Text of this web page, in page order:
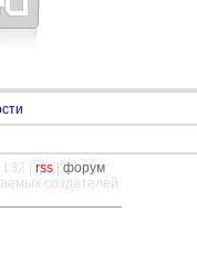
| rss
форум
создателей
——————